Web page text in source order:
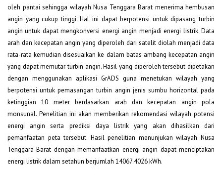
oleh pantai sehingga wilayah Nusa Tenggara Barat menerima hembusan
angin yang cukup tinggi. Hal ini dapat berpotensi untuk dipasang turbin
angin untuk dapat mengkonversi energi angin menjadi energi listrik. Data
arah dan kecepatan angin yang diperoleh dari satelit diolah menjadi data
rata-rata kemudian disesuaikan ke dalam batas ambang kecepatan angin
yang dapat memutar turbin angin. Hasil yang diperoleh tersebut dipetakan
dengan menggunakan aplikasi GrADS guna menetukan wilayah yang
berpotensi untuk pemasangan turbin angin jenis sumbu horizontal pada
ketinggian 10 meter berdasarkan arah dan kecepatan angin pola
monsunal. Penelitian ini akan memberikan rekomendasi wilayah potensi
energi angin serta prediksi daya listrik yang akan dihasilkan dari
pemanfaatan peta tersebut. Hasil penelitian menunjukan wilayah Nusa
Tenggara Barat dengan memanfaatkan energi angin dapat menciptakan
energi listrik dalam setahun berjumlah 14067.4026 kWh.